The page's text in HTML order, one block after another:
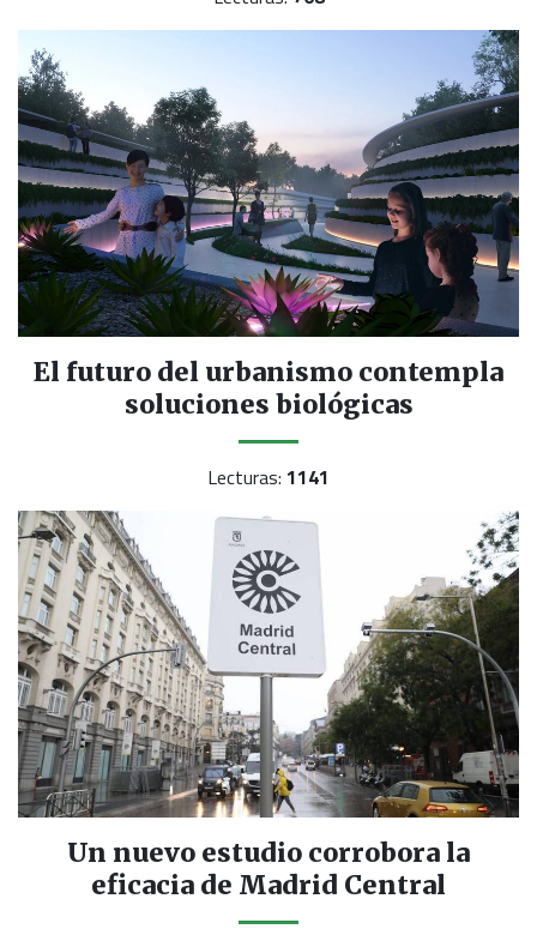
El futuro del urbanismo contempla
soluciones biológicas
Lecturas: 1141
Un nuevo estudio corrobora la
eficacia de Madrid Central